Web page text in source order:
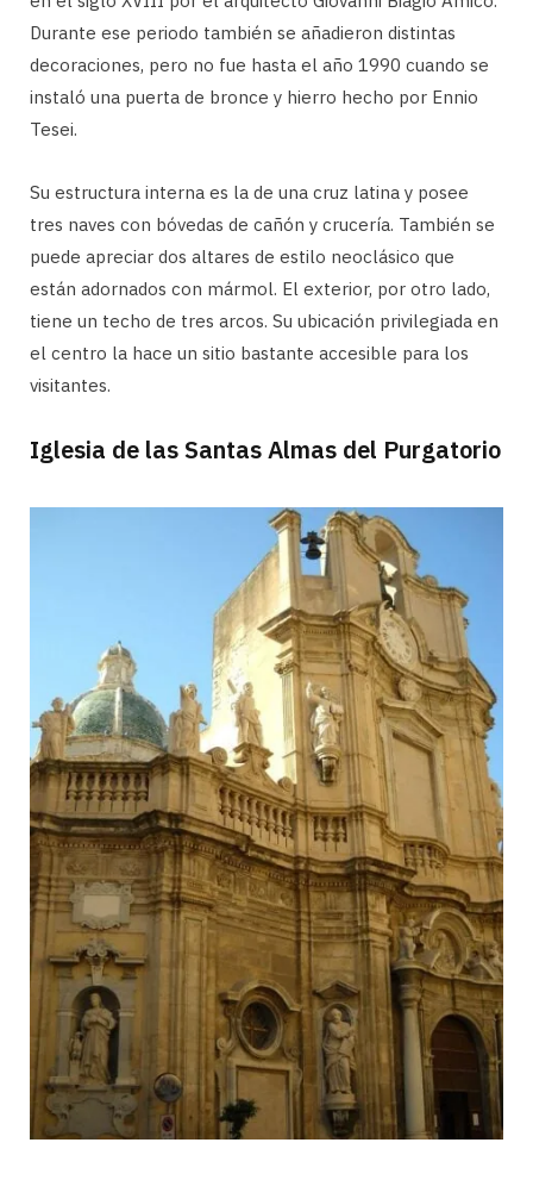
Durante ese periodo también se añadieron distintas
decoraciones, pero no fue hasta el año 1990 cuando se
instaló una puerta de bronce y hierro hecho por Ennio
Tesei.
Su estructura interna es la de una cruz latina y posee
tres naves con bóvedas de cañón y crucería. También se
puede apreciar dos altares de estilo neoclásico que
están adornados con mármol. El exterior, por otro lado,
tiene un techo de tres arcos. Su ubicación privilegiada en
el centro la hace un sitio bastante accesible para los
visitantes.
Iglesia de las Santas Almas del Purgatorio